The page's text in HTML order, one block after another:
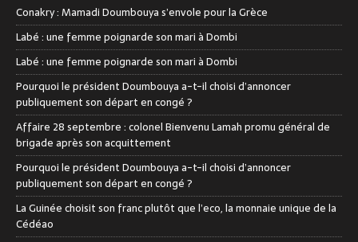
Conakry : Mamadi Doumbouya s’envole pour la Grèce
Labé : une femme poignarde son mari à Dombi
Labé : une femme poignarde son mari à Dombi
Pourquoi le président Doumbouya a-t-il choisi d’annoncer
publiquement son départ en congé ?
Affaire 28 septembre : colonel Bienvenu Lamah promu général de
brigade après son acquittement
Pourquoi le président Doumbouya a-t-il choisi d’annoncer
publiquement son départ en congé ?
La Guinée choisit son franc plutôt que l’eco, la monnaie unique de la
Cédéao